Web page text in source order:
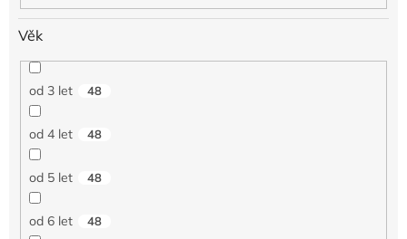
Věk
od 3 let 48
od 4 let 48
od 5 let 48
od 6 let 48